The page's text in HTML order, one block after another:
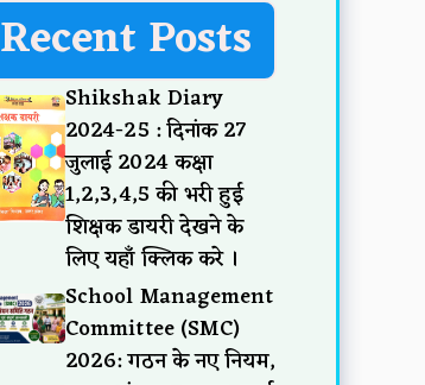
Recent Posts
Shikshak Diary
2024-25 : दिनांक 27
जुलाई 2024 कक्षा
1,2,3,4,5 की भरी हुई
शिक्षक डायरी देखने के
लिए यहाँ क्लिक करे ।
School Management
Committee (SMC)
2026: गठन के नए नियम,